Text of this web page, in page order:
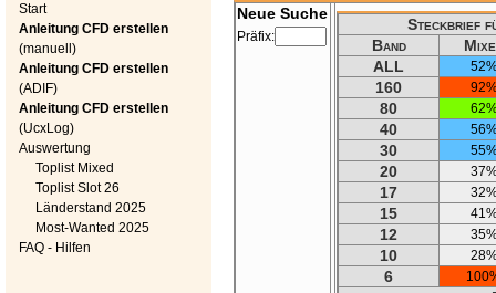
Start
Anleitung CFD erstellen
(manuell)
Anleitung CFD erstellen
(ADIF)
Anleitung CFD erstellen
(UcxLog)
Auswertung
Toplist Mixed
Toplist Slot 26
Länderstand 2025
Most-Wanted 2025
FAQ - Hilfen
Neue Suche
Präfix:
Steckbrief
Band
ALL
160
80
40
30
20
17
15
12
10
6